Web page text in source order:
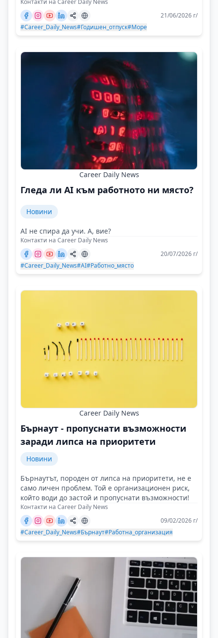
21/06/2026 г/
#Career_Daily_News#Годишен_отпуск#Море
Career Daily News
Гледа ли AI към работното ни място?
Новини
AI не спира да учи. А, вие?
Контакти на Career Daily News
20/07/2026 г/
#Career_Daily_News#AI#Работно_място
Career Daily News
Бърнаут - пропуснати възможности
заради липса на приоритети
Новини
Бърнаутът, породен от липса на приоритети, не е
само личен проблем. Той е организационен риск,
който води до застой и пропуснати възможности!
Контакти на Career Daily News
09/02/2026 г/
#Career_Daily_News#Бърнаут#Работна_организация